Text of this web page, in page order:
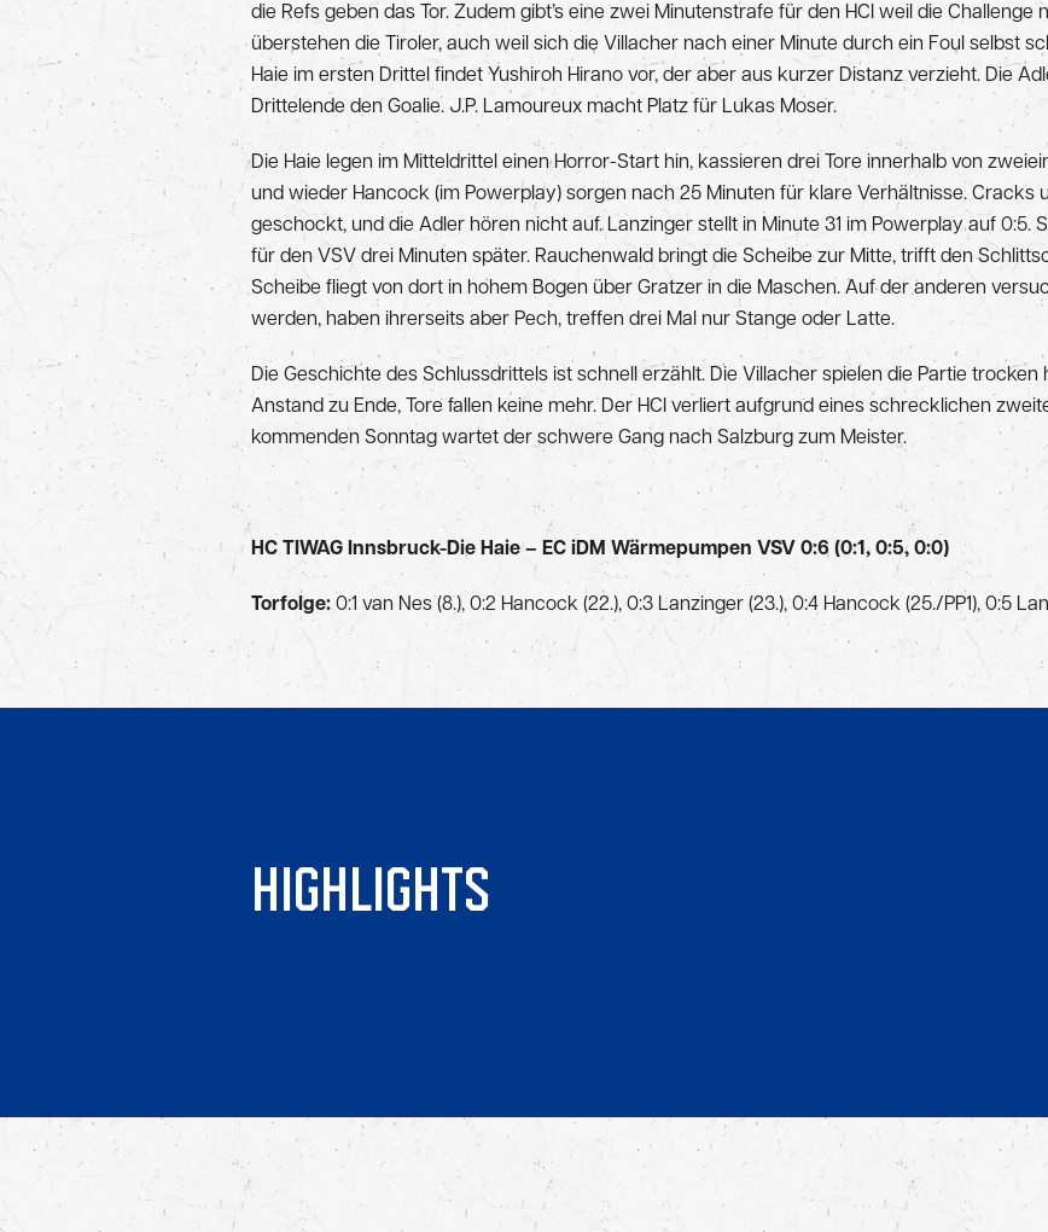
die Refs geben das Tor. Zudem gibt’s eine zwei Minutenstrafe für den HCI weil die
überstehen die Tiroler, auch weil sich die Villacher nach einer Minute durch ein Foul selbst
Haie im ersten Drittel findet Yushiroh Hirano vor, der aber aus kurzer Distanz verzieht. Die
Drittelende den Goalie. J.P. Lamoureux macht Platz für Lukas Moser.
Die Haie legen im Mitteldrittel einen Horror-Start hin, kassieren drei Tore innerhalb von
und wieder Hancock (im Powerplay) sorgen nach 25 Minuten für klare Verhältnisse. Cracks
geschockt, und die Adler hören nicht auf. Lanzinger stellt in Minute 31 im Powerplay auf 0:5.
für den VSV drei Minuten später. Rauchenwald bringt die Scheibe zur Mitte, trifft den
Scheibe fliegt von dort in hohem Bogen über Gratzer in die Maschen. Auf der anderen
werden, haben ihrerseits aber Pech, treffen drei Mal nur Stange oder Latte.
Die Geschichte des Schlussdrittels ist schnell erzählt. Die Villacher spielen die Partie trocken
Anstand zu Ende, Tore fallen keine mehr. Der HCI verliert aufgrund eines schrecklichen
kommenden Sonntag wartet der schwere Gang nach Salzburg zum Meister.
HC TIWAG Innsbruck-Die Haie – EC iDM Wärmepumpen VSV 0:6 (0:1, 0:5, 0:0)
Torfolge: 0:1 van Nes (8.), 0:2 Hancock (22.), 0:3 Lanzinger (23.), 0:4 Hancock (25./PP1), 0:5
HIGHLIGHTS